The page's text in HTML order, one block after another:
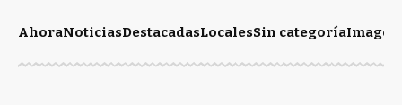
AhoraNoticiasDestacadasLocalesSin categoríaImagen